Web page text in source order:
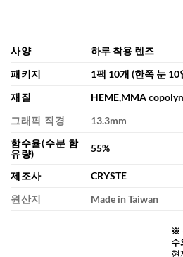
사양
하루 착용 렌즈
패키지
1팩 10개 (한쪽 눈 10
재질
HEME,MMA
그래픽 직경
13.3mm
함수율(수분 함
유량)
55%
제조사
CRYSTE
원산지
Made in Taiwan
※
수
현